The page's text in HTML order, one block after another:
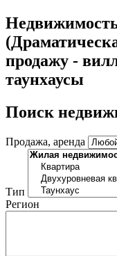
продажу -
таунхаусы
Поиск
Продажа, аренда
Тип
Регион